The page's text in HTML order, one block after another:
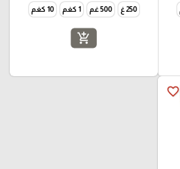
250 غ 500 غم 1 كغم 10 كغم
add_shopping_cart
favorite_border